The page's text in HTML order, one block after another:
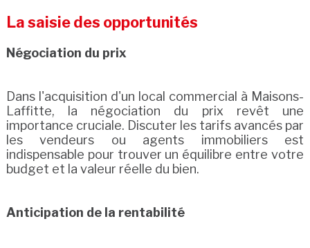
La saisie des opportunités
Négociation du prix
Dans l'acquisition d'un local commercial à Maisons-
Laffitte, la négociation du prix revêt une
importance cruciale. Discuter les tarifs avancés par
les vendeurs ou agents immobiliers est
indispensable pour trouver un équilibre entre votre
budget et la valeur réelle du bien.
Anticipation de la rentabilité